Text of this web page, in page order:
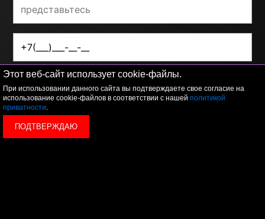
Этот веб-сайт использует cookie-файлы.
При использовании данного сайта вы подтверждаете свое согласие на
использование cookie-файлов в соответствии с нашей политикой
приватности.
ПОДТВЕРЖДАЮ
ОТПРАВИТЬ
Я принимаю условия